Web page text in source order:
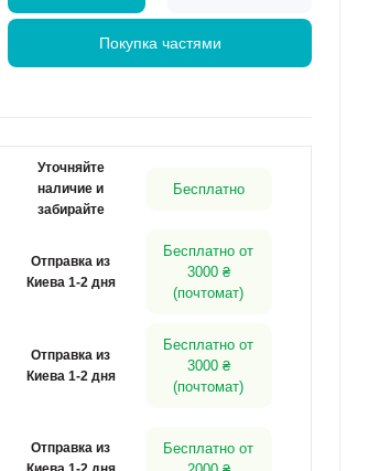
Покупка частями
Уточняйте
наличие и
забирайте
Бесплатно
Отправка из
Киева 1-2 дня
Бесплатно от
3000 ₴
(почтомат)
Отправка из
Киева 1-2 дня
Бесплатно от
3000 ₴
(почтомат)
Отправка из
Бесплатно от